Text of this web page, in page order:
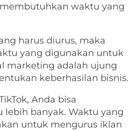
waktu yang
harus diurus, maka
yang digunakan untuk
marketing adalah ujung
keberhasilan bisnis.
Anda bisa
banyak. Waktu yang
untuk mengurus iklan